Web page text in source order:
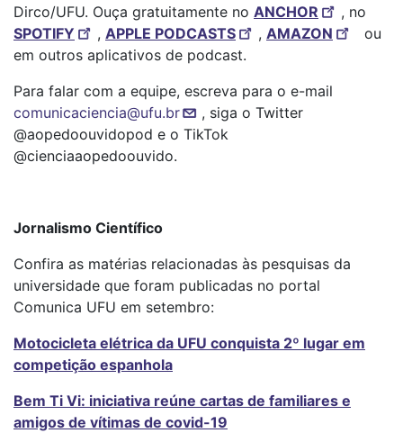
Dirco/UFU. Ouça gratuitamente no ANCHOR
, no
SPOTIFY
, APPLE PODCASTS , AMAZON
ou
em outros aplicativos de podcast.
Para falar com a equipe, escreva para o e-mail
comunicaciencia@ufu.br
, siga o Twitter
@aopedoouvidopod e o TikTok
@cienciaaopedoouvido.
Jornalismo Científico
Confira as matérias relacionadas às pesquisas da
universidade que foram publicadas no portal
Comunica UFU em setembro:
Motocicleta elétrica da UFU conquista 2º lugar em
competição espanhola
Bem Ti Vi: iniciativa reúne cartas de familiares e
amigos de vítimas de covid-19